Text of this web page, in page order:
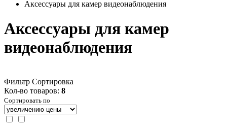
Аксессуары для камер видеонаблюдения
Аксессуары для камер
видеонаблюдения
Фильтр Сортировка
Кол-во товаров: 8
Сортировать по